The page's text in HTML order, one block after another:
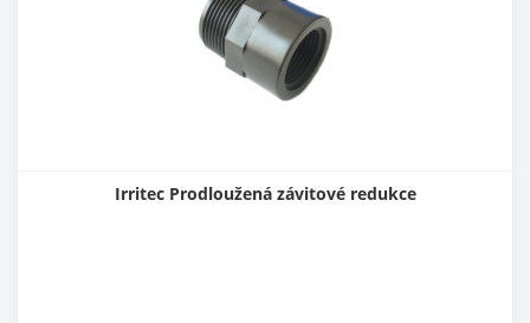
Irritec Prodloužená závitové redukce